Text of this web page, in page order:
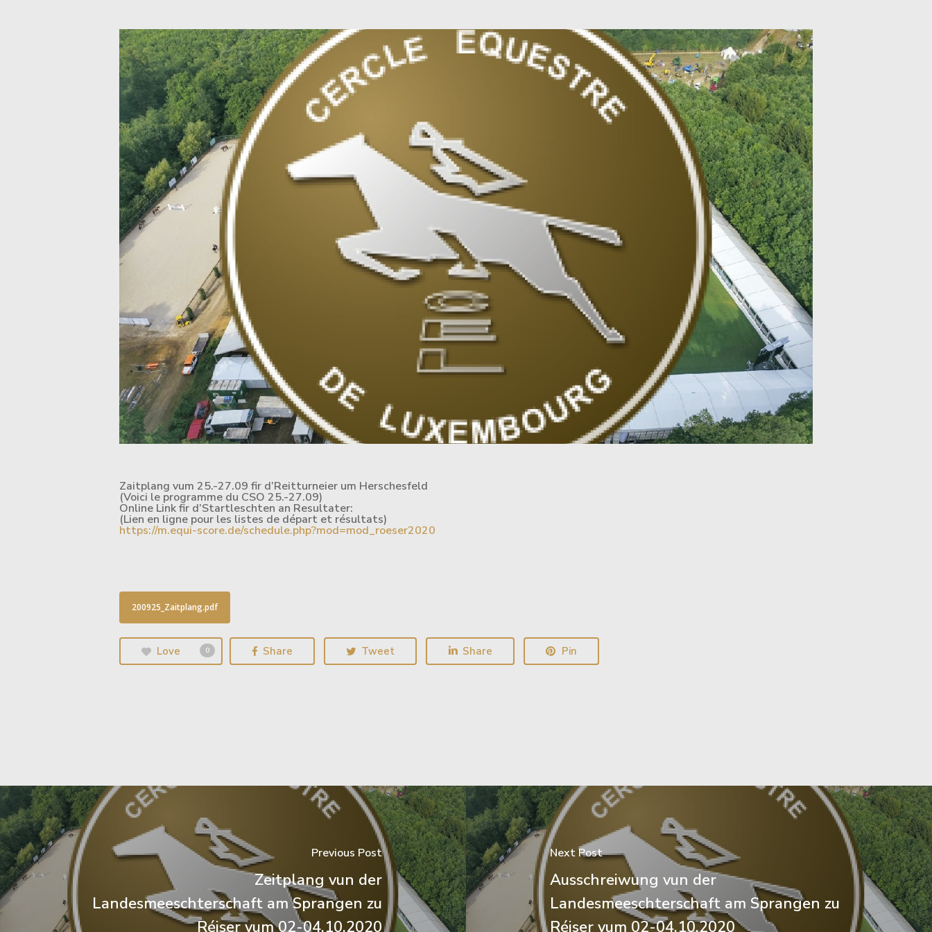
Zaitplang vum 25.-27.09 fir d’Reitturneier um Herschesfeld
(Voici le programme du CSO 25.-27.09)
Online Link fir d’Startleschten an Resultater:
(Lien en ligne pour les listes de départ et résultats)
https://m.equi-score.de/schedule.php?mod=mod_roeser2020
200925_Zaitplang.pdf
Love 0 Share Tweet Share Pin
Previous Post
Zeitplang vun der
Landesmeeschterschaft am Sprangen zu
Réiser vum 02-04.10.2020
Next Post
Ausschreiwung vun der
Landesmeeschterschaft am Sprangen zu
Réiser vum 02-04.10.2020